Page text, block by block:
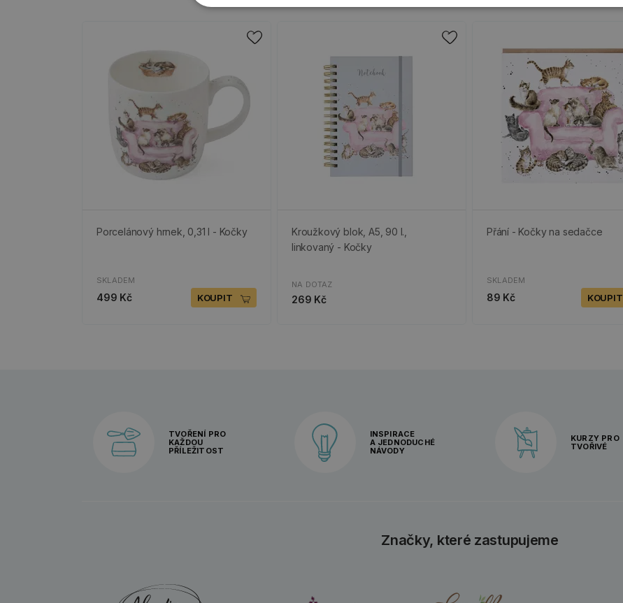
Porcelánový hrnek, 0,31 l - Kočky
SKLADEM
499 Kč KOUPIT
Kroužkový blok, A5, 90 l.,
linkovaný - Kočky
NA DOTAZ
269 Kč
Přání - Kočky na sedačce
SKLADEM
89 Kč KOUPIT
TVOŘENÍ PRO
KAŽDOU
PŘÍLEŽITOST
INSPIRACE
A JEDNODUCHÉ
NÁVODY
KURZY PRO
TVOŘIVÉ
Značky, které zastupujeme